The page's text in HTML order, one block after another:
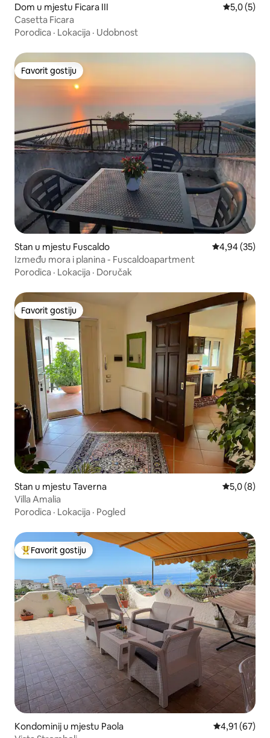
Dom u mjestu Ficara III Prosječna
5,0 (5)
Casetta Ficara
Porodica · Lokacija · Udobnost
Favorit gostiju
Favorit gostiju
Stan u mjestu Fuscaldo Prosječna
4,94 (35)
Između mora i planina - Fuscaldoapartment
Porodica · Lokacija · Doručak
Favorit gostiju
Favorit gostiju
Stan u mjestu Taverna Prosječna
5,0 (8)
Villa Amalia
Porodica · Lokacija · Pogled
Glavni favorit gostiju
Favorit gostiju
Kondominij u mjestu Paola Prosječna
4,91 (67)